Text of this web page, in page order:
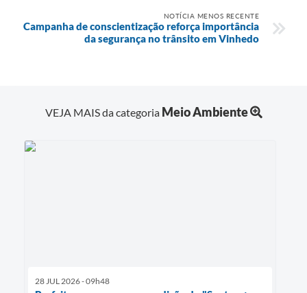
NOTÍCIA MENOS RECENTE
Campanha de conscientização reforça importância
da segurança no trânsito em Vinhedo
VEJA MAIS da categoria Meio Ambiente
28 JUL 2026 - 09h48